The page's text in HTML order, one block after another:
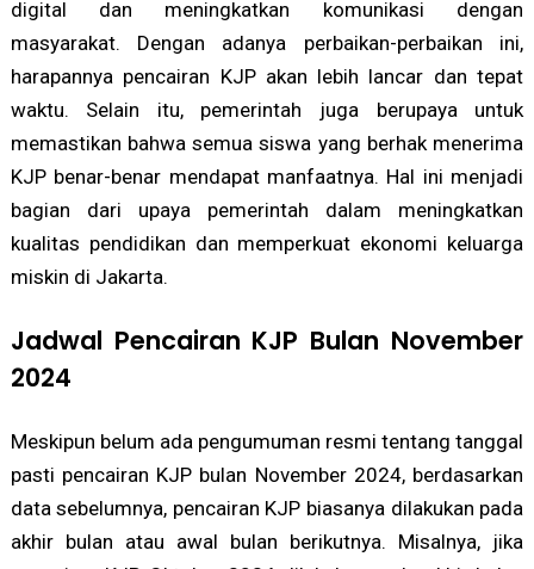
digital dan meningkatkan komunikasi dengan
masyarakat. Dengan adanya perbaikan-perbaikan ini,
harapannya pencairan KJP akan lebih lancar dan tepat
waktu. Selain itu, pemerintah juga berupaya untuk
memastikan bahwa semua siswa yang berhak menerima
KJP benar-benar mendapat manfaatnya. Hal ini menjadi
bagian dari upaya pemerintah dalam meningkatkan
kualitas pendidikan dan memperkuat ekonomi keluarga
miskin di Jakarta.
Jadwal Pencairan KJP Bulan November
2024
Meskipun belum ada pengumuman resmi tentang tanggal
pasti pencairan KJP bulan November 2024, berdasarkan
data sebelumnya, pencairan KJP biasanya dilakukan pada
akhir bulan atau awal bulan berikutnya. Misalnya, jika